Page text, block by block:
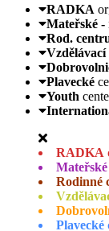
RADKA
Mateřské -
Rod.
Vzdělávací
Plavecké
Youth
RADKA
Rodinné
Plavecké